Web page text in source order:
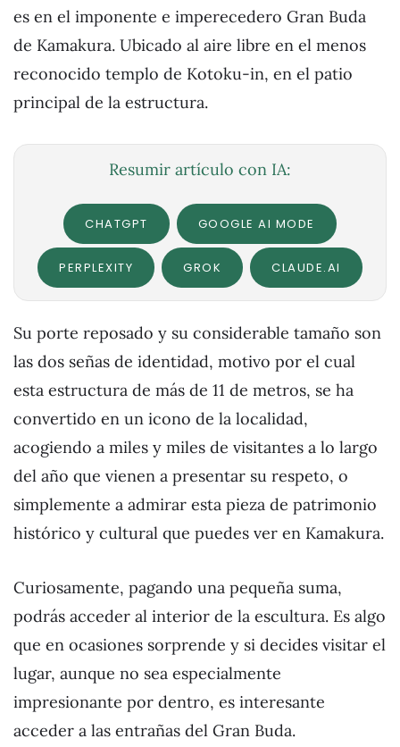
es en el imponente e imperecedero Gran Buda
de Kamakura. Ubicado al aire libre en el menos
reconocido templo de Kotoku-in, en el patio
principal de la estructura.
Resumir artículo con IA:
CHATGPT GOOGLE AI MODE
PERPLEXITY GROK CLAUDE.AI
Su porte reposado y su considerable tamaño son
las dos señas de identidad, motivo por el cual
esta estructura de más de 11 de metros, se ha
convertido en un icono de la localidad,
acogiendo a miles y miles de visitantes a lo largo
del año que vienen a presentar su respeto, o
simplemente a admirar esta pieza de patrimonio
histórico y cultural que puedes ver en Kamakura.
Curiosamente, pagando una pequeña suma,
podrás acceder al interior de la escultura. Es algo
que en ocasiones sorprende y si decides visitar el
lugar, aunque no sea especialmente
impresionante por dentro, es interesante
acceder a las entrañas del Gran Buda.